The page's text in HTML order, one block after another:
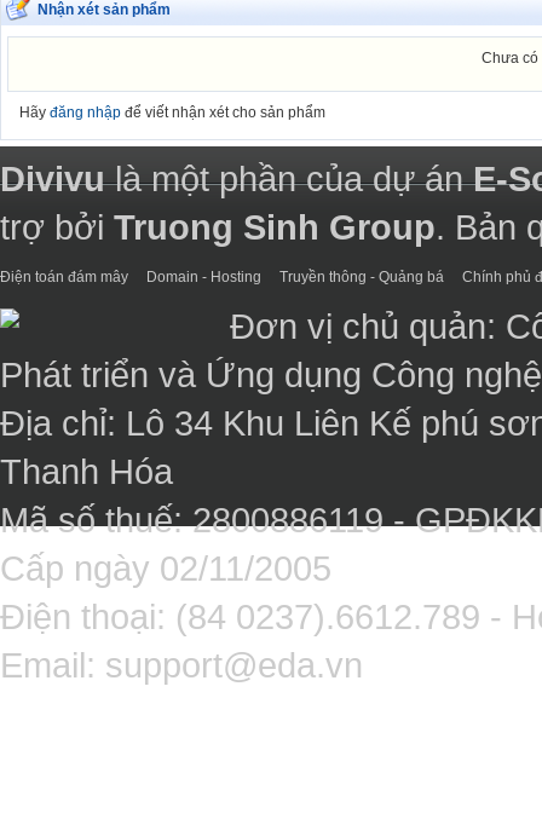
Nhận xét sản phẩm
Chưa có
Hãy đăng nhập để viết nhận xét cho sản phẩm
Divivulà một phần của dự ánE-
trợ bởi Truong Sinh Group. Bản
Điện toán đám mây Domain - Hosting Truyền thông - Quảng bá Chính phủ
Đơn vị chủ quản:
Phát triển và Ứng dụng Công
Địa chỉ: Lô 34 Khu Liên Kế phú
Thanh Hóa
Mã số thuế: 2800886119 -
Cấp ngày 02/11/2005
Điện thoại: (84 0237).6612.789 -
Email: support@eda.vn